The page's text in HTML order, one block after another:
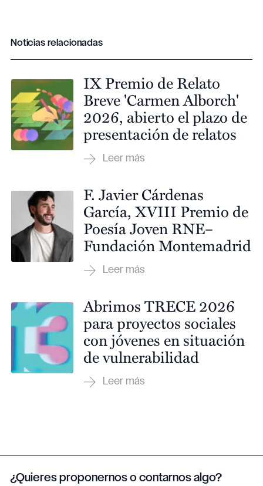
Noticias relacionadas
IX Premio de Relato
Breve 'Carmen Alborch'
2026, abierto el plazo de
presentación de relatos
F. Javier Cárdenas
García, XVIII Premio de
Poesía Joven RNE–
Fundación Montemadrid
Abrimos TRECE 2026
para proyectos sociales
con jóvenes en situación
de vulnerabilidad
¿Quieres proponernos o contarnos algo?